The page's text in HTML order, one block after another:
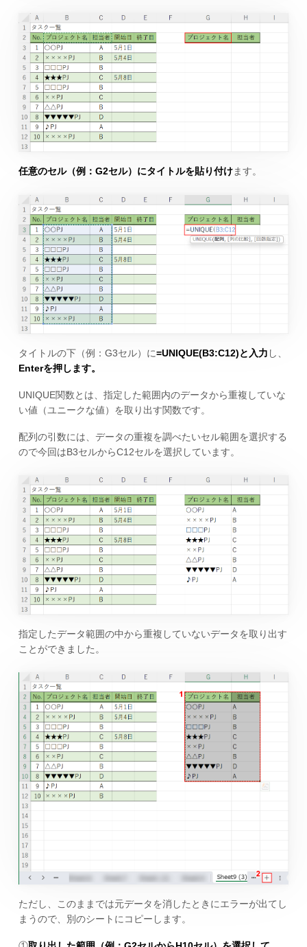
任意のセル（例：G2セル）にタイトルを貼り付けます。
タイトルの下（例：G3セル）に=UNIQUE(B3:C12)と入力 し、
Enterを押します。
UNIQUE関数とは、指定した範囲内のデータから重複していな
い値（ユニークな値）を取り出す関数です。
配列の引数には、データの重複を調べたいセル範囲を選択する
ので今回はB3セルからC12セルを選択しています。
指定したデータ範囲の中から重複していないデータを取り出す
ことができました。
ただし、このままでは元データを消したときにエラーが出てし
まうので、別のシートにコピーします。